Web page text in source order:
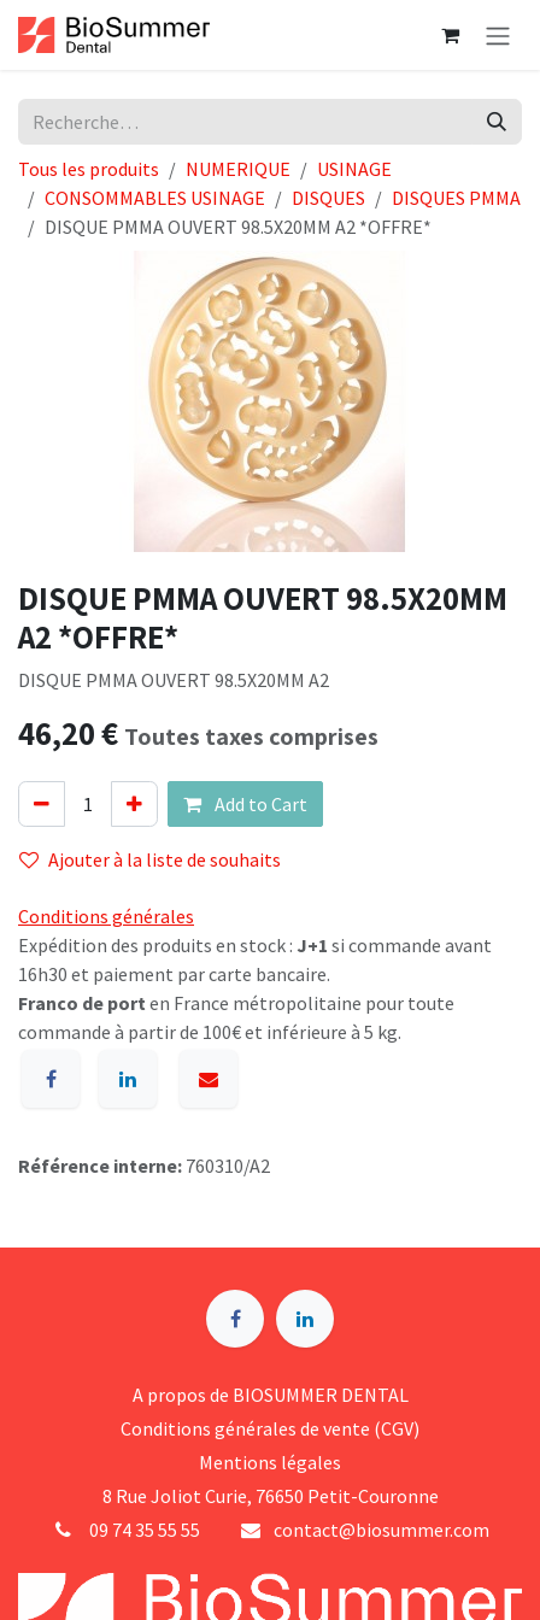
Se rendre au contenu
Tous les produits NUMERIQUE
USINAGE
CONSOMMABLES USINAGE
DISQUES
DISQUES PMMA
DISQUE PMMA OUVERT 98.5X20MM A2 *OFFRE*
DISQUE PMMA OUVERT 98.5X20MM
A2 *OFFRE*
DISQUE PMMA OUVERT 98.5X20MM A2
46,20€ Toutes taxes comprises
Add to Cart
Ajouter à la liste de souhaits
Conditions générales
Expédition des produits en stock : J+1 si commande avant
16h30 et paiement par carte bancaire.
Franco de port en France métropolitaine pour toute
commande à partir de 100€ et inférieure à 5 kg.
Référence interne: 760310/A2
A p​ropos de BIOSUMMER DENTAL
Conditions générales d​e vente (CGV)
Mentions légales
8 Rue Jol​iot Curie, 76650 Petit-Couronne
09 74 35 55 55
contact@biosummer.com